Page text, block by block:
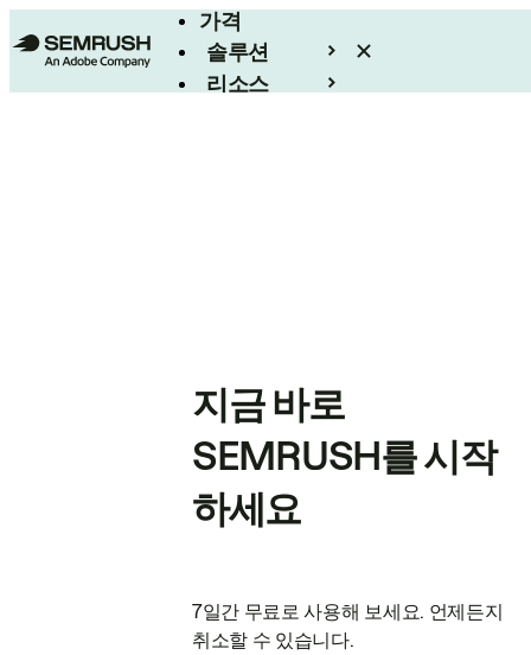
가격
솔루션
리소스
지금 바로
SEMRUSH를 시작
하세요
7일간 무료로 사용해 보세요. 언제든지
취소할 수 있습니다.